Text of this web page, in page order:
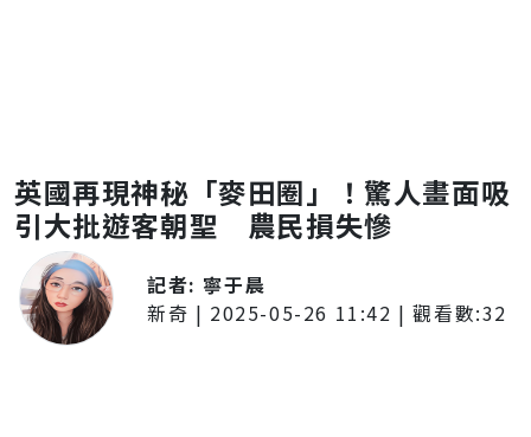
英國再現神秘「麥田圈」！驚人畫面吸
引大批遊客朝聖 農民損失慘
記者: 寧于晨
新奇 | 2025-05-26 11:42 | 觀看數:32